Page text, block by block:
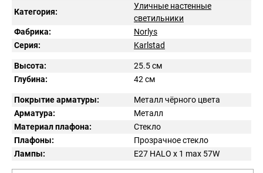
Категория:
Уличные настенные
светильники
Фабрика:
Norlys
Серия:
Karlstad
Высота:
25.5 см
Глубина:
42 см
Покрытие арматуры:
Металл чёрного цвета
Арматура:
Металл
Материал плафона:
Стекло
Плафоны:
Прозрачное стекло
Лампы:
E27 HALO x 1 max 57W